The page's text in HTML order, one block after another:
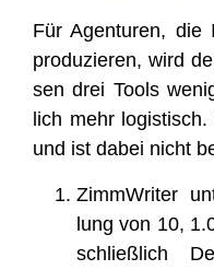
Für Agen­tu­ren, die
pro­du­zie­ren, wird
sen drei Tools
lich mehr
und ist dabei nicht
Zimm­Wri­ter
lung von 10,
schließ­lich